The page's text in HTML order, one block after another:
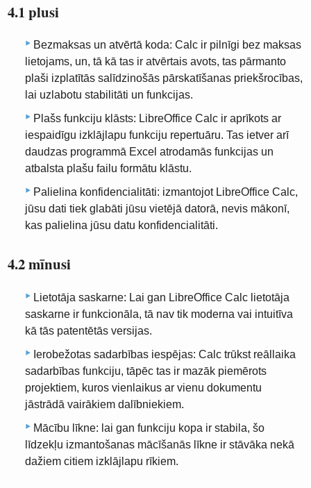
4.1 plusi
Bezmaksas un atvērtā koda: Calc ir pilnīgi bez maksas
lietojams, un, tā kā tas ir atvērtais avots, tas pārmanto
plaši izplatītās salīdzinošās pārskatīšanas priekšrocības,
lai uzlabotu stabilitāti un funkcijas.
Plašs funkciju klāsts: LibreOffice Calc ir aprīkots ar
iespaidīgu izklājlapu funkciju repertuāru. Tas ietver arī
daudzas programmā Excel atrodamās funkcijas un
atbalsta plašu failu formātu klāstu.
Palielina konfidencialitāti: izmantojot LibreOffice Calc,
jūsu dati tiek glabāti jūsu vietējā datorā, nevis mākonī,
kas palielina jūsu datu konfidencialitāti.
4.2 mīnusi
Lietotāja saskarne: Lai gan LibreOffice Calc lietotāja
saskarne ir funkcionāla, tā nav tik moderna vai intuitīva
kā tās patentētās versijas.
Ierobežotas sadarbības iespējas: Calc trūkst reāllaika
sadarbības funkciju, tāpēc tas ir mazāk piemērots
projektiem, kuros vienlaikus ar vienu dokumentu
jāstrādā vairākiem dalībniekiem.
Mācību līkne: lai gan funkciju kopa ir stabila, šo
līdzekļu izmantošanas mācīšanās līkne ir stāvāka nekā
dažiem citiem izklājlapu rīkiem.